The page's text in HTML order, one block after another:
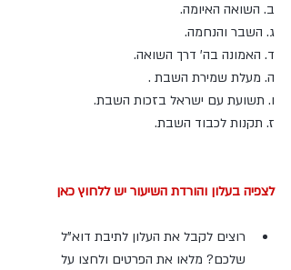
ב. השואה האיומה.
ג. השבר והנחמה.
ד. האמונה בה' דרך השואה.
ה. מעלת שמירת השבת .
ו. תשועת עם ישראל בזכות השבת.
ז. תקנות לכבוד השבת.
לצפיה בעלון והורדת השיעור יש ללחוץ כאן
רוצים לקבל את העלון לתיבת דוא"ל
שלכם? מלאו את הפרטים ולחצו על